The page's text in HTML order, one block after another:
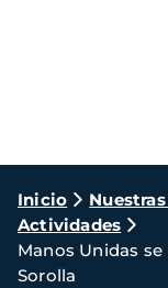
Ruta
de
Inicio
Actividades
Manos Unidas
Sorolla